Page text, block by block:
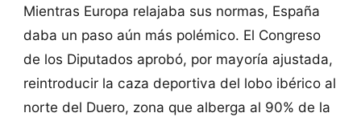
Mientras Europa relajaba sus normas, España
daba un paso aún más polémico. El Congreso
de los Diputados aprobó, por mayoría ajustada,
reintroducir la caza deportiva del lobo ibérico al
norte del Duero, zona que alberga al 90% de la